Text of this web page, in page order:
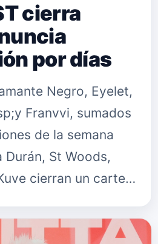
cierra
por días
Negro, Eyelet,
Franvvi, sumados
de la semana
Durán, St Woods,
cierran un cartel
Barry B, B…